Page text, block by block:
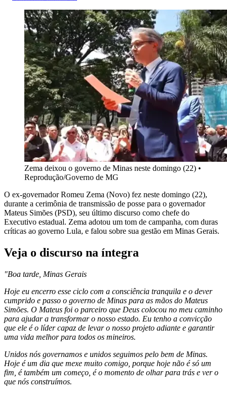
Zema deixou o governo de Minas neste domingo (22) •
Reprodução/Governo de MG
O ex-governador Romeu Zema (Novo) fez neste domingo (22),
durante a cerimônia de transmissão de posse para o governador
Mateus Simões (PSD), seu último discurso como chefe do
Executivo estadual. Zema adotou um tom de campanha, com duras
críticas ao governo Lula, e falou sobre sua gestão em Minas Gerais.
Veja o discurso na íntegra
"Boa tarde, Minas Gerais
Hoje eu encerro esse ciclo com a consciência tranquila e o dever
cumprido e passo o governo de Minas para as mãos do Mateus
Simões. O Mateus foi o parceiro que Deus colocou no meu caminho
para ajudar a transformar o nosso estado. Eu tenho a convicção
que ele é o líder capaz de levar o nosso projeto adiante e garantir
uma vida melhor para todos os mineiros.
Unidos nós governamos e unidos seguimos pelo bem de Minas.
Hoje é um dia que mexe muito comigo, porque hoje não é só um
fim, é também um começo, é o momento de olhar para trás e ver o
que nós construímos.